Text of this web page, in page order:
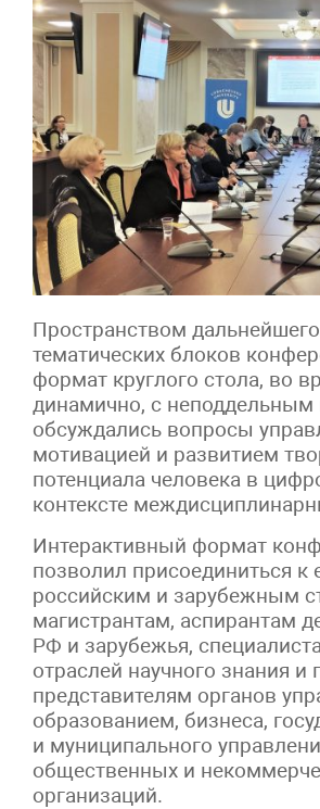
Пространством
тематических блоков
формат круглого стола, во
динамично, с неподдельным
обсуждались вопросы
мотивацией и развитием
потенциала человека в
контексте
Интерактивный формат
позволил присоединиться к
российским и зарубежным
магистрантам, аспирантам
РФ и зарубежья,
отраслей научного знания и
представителям органов
образованием, бизнеса,
и муниципального
общественных и
организаций.